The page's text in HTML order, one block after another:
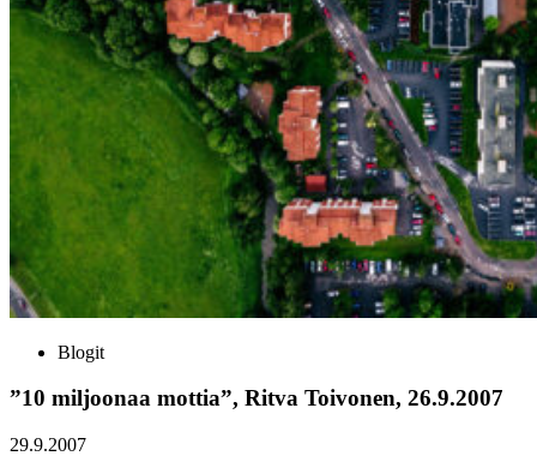
Blogit
”10 miljoonaa mottia”, Ritva Toivonen, 26.9.2007
29.9.2007